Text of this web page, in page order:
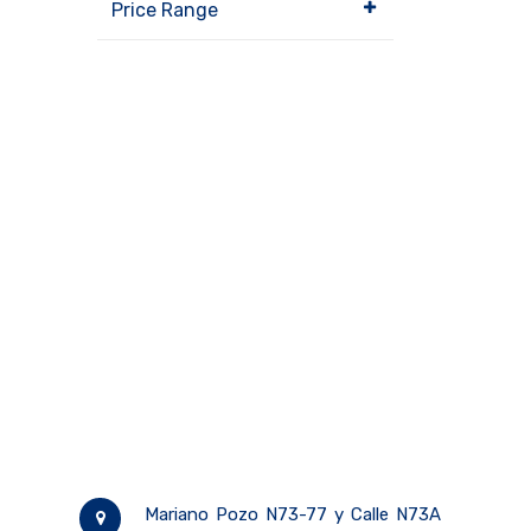
Price Range
Mariano Pozo N73-77 y Calle N73A